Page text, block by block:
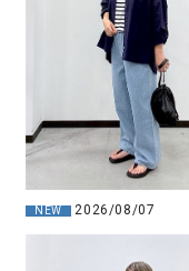
NEW 2026/08/07